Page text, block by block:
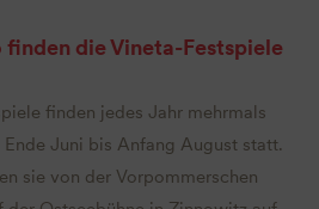
finden die Vineta-Festspiele
finden jedes Jahr mehrmals
Juni bis Anfang August statt.
sie von der Vorpommerschen